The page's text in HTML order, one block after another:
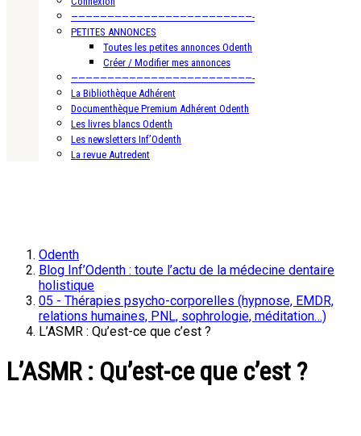
—————————————————————————-
PETITES ANNONCES
Toutes les petites annonces Odenth
Créer / Modifier mes annonces
—————————————————————————-
La Bibliothèque Adhérent
Documenthèque Premium Adhérent Odenth
Les livres blancs Odenth
Les newsletters Inf’Odenth
La revue Autredent
Odenth
Blog Inf’Odenth : toute l’actu de la médecine dentaire
holistique
05 - Thérapies psycho-corporelles (hypnose, EMDR,
relations humaines, PNL, sophrologie, méditation…)
L’ASMR : Qu’est-ce que c’est ?
L’ASMR : Qu’est-ce que c’est ?